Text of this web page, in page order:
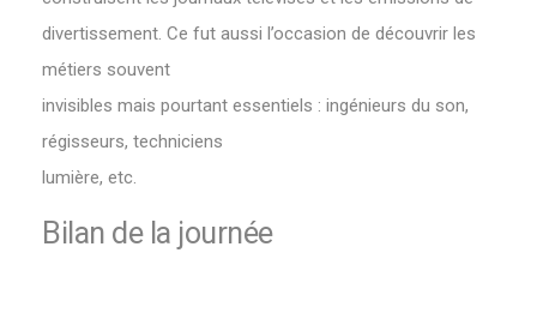
divertissement. Ce fut aussi l’occasion de découvrir les
métiers souvent
invisibles mais pourtant essentiels : ingénieurs du son,
régisseurs, techniciens
lumière, etc.
Bilan de la journée